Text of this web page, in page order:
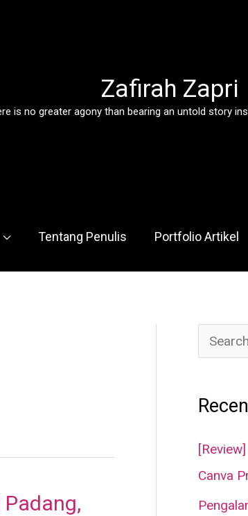
Zafirah Zapri
is no greater agony than bearing an untold story
Tentang Penulis Portfolio Artikel
e
r
c
h
Canva